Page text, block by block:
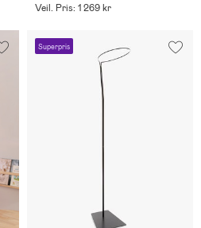
Veil. Pris: 1 269 kr
Superpris